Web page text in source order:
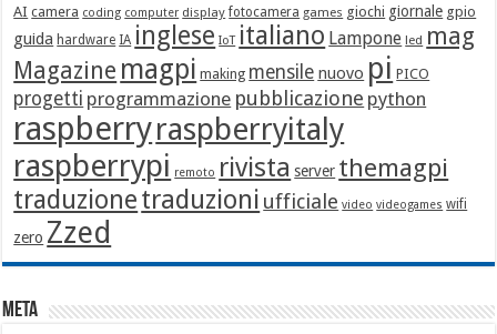
AI camera coding computer display fotocamera games giochi giornale gpio
guida hardware IA inglese IoT italiano Lampone led mag
Magazine magpi making mensile nuovo pi PICO
progetti programmazione pubblicazione python
raspberryraspberryitaly
raspberrypi remoto rivista server themagpi
traduzionetraduzioni ufficiale video videogames wifi
zero Zzed
Meta